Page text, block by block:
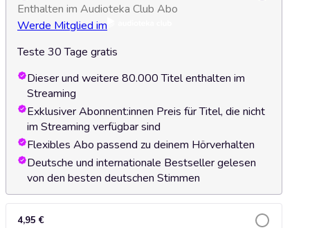
Enthalten im Audioteka Club Abo
Werde Mitglied im
Teste 30 Tage gratis
Dieser und weitere 80.000 Titel enthalten im
Streaming
Exklusiver Abonnent:innen Preis für Titel, die nicht
im Streaming verfügbar sind
Flexibles Abo passend zu deinem Hörverhalten
Deutsche und internationale Bestseller gelesen
von den besten deutschen Stimmen
4,95 €